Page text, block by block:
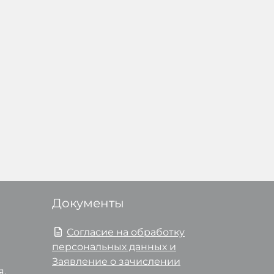
Документы
Согласие на обработку
персональных данных и
Заявление о зачислении